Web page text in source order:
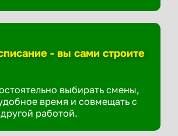
- вы сами строите
выбирать смены,
время и совмещать с
работой.